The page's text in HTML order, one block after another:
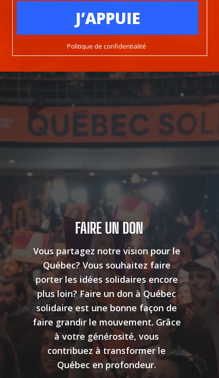
J’APPUIE
Politique de confidentialité
FAIRE UN DON
Vous partagez notre vision pour le
Québec? Vous souhaitez faire
porter les idées solidaires encore
plus loin? Faire un don à Québec
solidaire est une bonne façon de
faire grandir le mouvement. Grâce
à votre générosité, vous
contribuez à transformer le
Québec en profondeur.